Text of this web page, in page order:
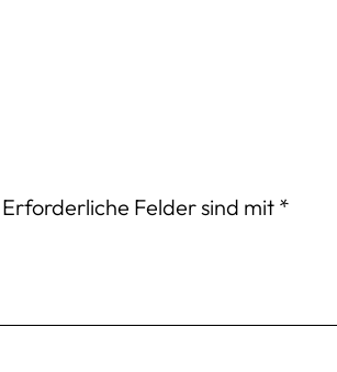
Erforderliche Felder sind mit *